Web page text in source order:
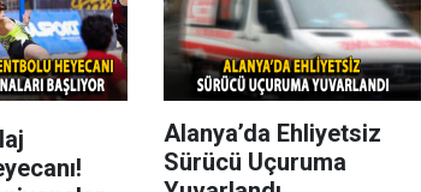
Alanya’da Ehliyetsiz
Sürücü Uçuruma